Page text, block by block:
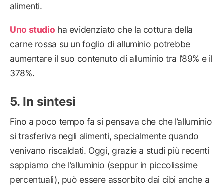
alimenti.
Uno studio ha evidenziato che la cottura della
carne rossa su un foglio di alluminio potrebbe
aumentare il suo contenuto di alluminio tra l’89% e il
378%.
In sintesi
Fino a poco tempo fa si pensava che che l’alluminio
si trasferiva negli alimenti, specialmente quando
venivano riscaldati. Oggi, grazie a studi più recenti
sappiamo che l’alluminio (seppur in piccolissime
percentuali), può essere assorbito dai cibi anche a